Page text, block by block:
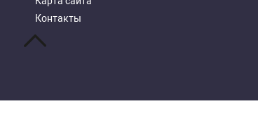
Контакты